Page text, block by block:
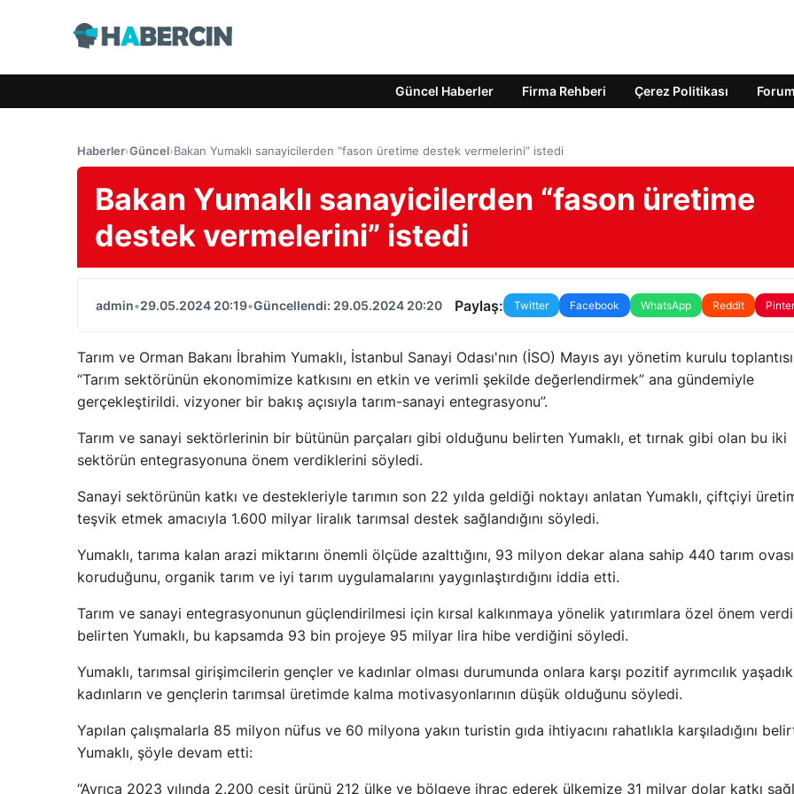
Güncel Haberler Firma Rehberi Çerez Politikası Forum
Haberler›Güncel›Bakan Yumaklı sanayicilerden “fason üretime destek vermelerini” istedi
Bakan Yumaklı sanayicilerden “fason üretime
destek vermelerini” istedi
admin•29.05.2024 20:19•Güncellendi: 29.05.2024 20:20 Paylaş: Twitter Facebook WhatsApp Reddit
Tarım ve Orman Bakanı İbrahim Yumaklı, İstanbul Sanayi Odası'nın (İSO) Mayıs ayı yönetim kurulu
“Tarım sektörünün ekonomimize katkısını en etkin ve verimli şekilde değerlendirmek” ana gündemiyle
gerçekleştirildi. vizyoner bir bakış açısıyla tarım-sanayi entegrasyonu”.
Tarım ve sanayi sektörlerinin bir bütünün parçaları gibi olduğunu belirten Yumaklı, et tırnak gibi olan bu iki
sektörün entegrasyonuna önem verdiklerini söyledi.
Sanayi sektörünün katkı ve destekleriyle tarımın son 22 yılda geldiği noktayı anlatan Yumaklı, çiftçiyi
teşvik etmek amacıyla 1.600 milyar liralık tarımsal destek sağlandığını söyledi.
Yumaklı, tarıma kalan arazi miktarını önemli ölçüde azalttığını, 93 milyon dekar alana sahip 440 tarım
koruduğunu, organik tarım ve iyi tarım uygulamalarını yaygınlaştırdığını iddia etti.
Tarım ve sanayi entegrasyonunun güçlendirilmesi için kırsal kalkınmaya yönelik yatırımlara özel önem
belirten Yumaklı, bu kapsamda 93 bin projeye 95 milyar lira hibe verdiğini söyledi.
Yumaklı, tarımsal girişimcilerin gençler ve kadınlar olması durumunda onlara karşı pozitif ayrımcılık
kadınların ve gençlerin tarımsal üretimde kalma motivasyonlarının düşük olduğunu söyledi.
Yapılan çalışmalarla 85 milyon nüfus ve 60 milyona yakın turistin gıda ihtiyacını rahatlıkla karşıladığını
Yumaklı, şöyle devam etti:
“Ayrıca 2023 yılında 2.200 çeşit ürünü 212 ülke ve bölgeye ihraç ederek ülkemize 31 milyar dolar katkı